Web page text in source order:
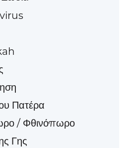
Πατέρα
/ Φθινόπωρο
Γης